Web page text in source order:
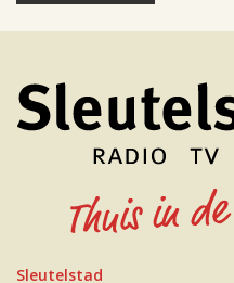
Sleutelstad